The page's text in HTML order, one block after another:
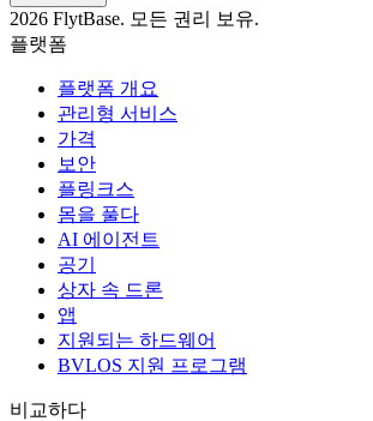
2026 FlytBase. 모든 권리 보유.
플랫폼
플랫폼 개요
관리형 서비스
가격
보안
플링크스
몸을 풀다
AI 에이전트
공기
상자 속 드론
앱
지원되는 하드웨어
BVLOS 지원 프로그램
비교하다